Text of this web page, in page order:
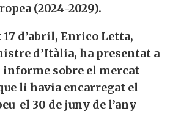
(2024-2029).
d’abril, Enrico Letta,
d’Itàlia, ha presentat a
informe sobre el mercat
li havia encarregat el
el 30 de juny de l’any